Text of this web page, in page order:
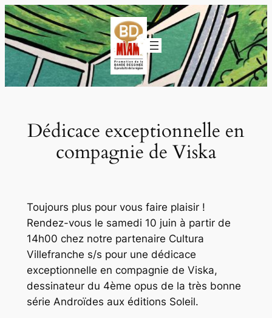
Aller
au
contenu
Dédicace exceptionnelle en
compagnie de Viska
Toujours plus pour vous faire plaisir !
Rendez-vous le samedi 10 juin à partir de
14h00 chez notre partenaire Cultura
Villefranche s/s pour une dédicace
exceptionnelle en compagnie de Viska,
dessinateur du 4ème opus de la très bonne
série Androïdes aux éditions Soleil.